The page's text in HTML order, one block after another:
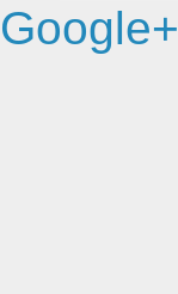
Google+